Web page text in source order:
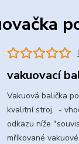
vakuovací
Vakuová balička
kvalitní stroj. -
odkazu níže
mříkované